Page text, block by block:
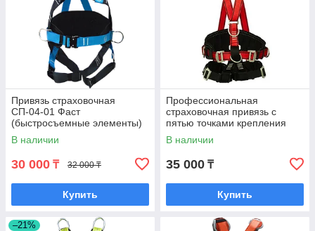
Привязь страховочная
СП-04-01 Фаст
(быстросъемные элементы)
В наличии
30 000 ₸ 32 000 ₸
Купить
Профессиональная
страховочная привязь с
пятью точками крепления
В наличии
35 000 ₸
Купить
–21%